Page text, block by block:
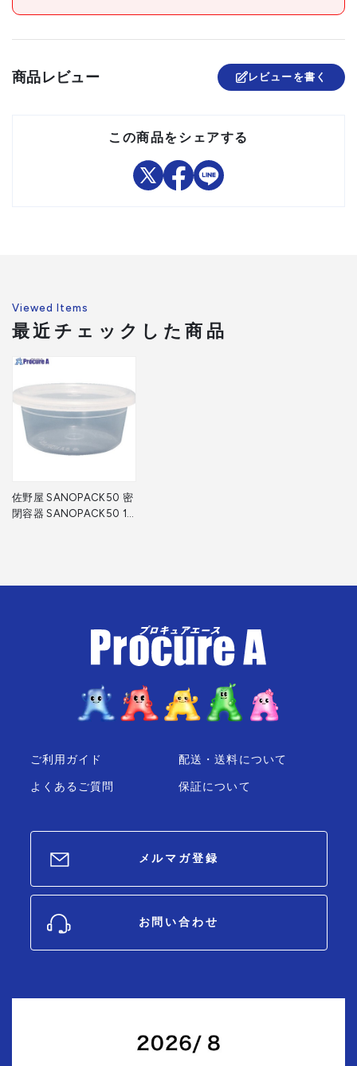
注意事項
商品レビュー レビューを書く
この商品をシェアする
Viewed Items
最近チェックした商品
佐野屋 SANOPACK50 密
閉容器 SANOPACK50 1
ご利用ガイド
よくあるご質問
配送・送料について
保証について
メルマガ登録
お問い合わせ